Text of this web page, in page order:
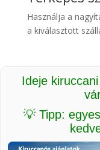
Használja a
a kiválasztott
Ideje
💡 Tipp: